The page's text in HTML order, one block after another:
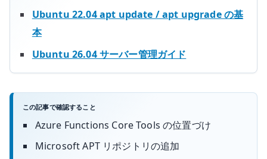
Ubuntu 22.04 apt update / apt upgrade の基
本
Ubuntu 26.04 サーバー管理ガイド
この記事で確認すること
Azure Functions Core Tools の位置づけ
Microsoft APT リポジトリの追加